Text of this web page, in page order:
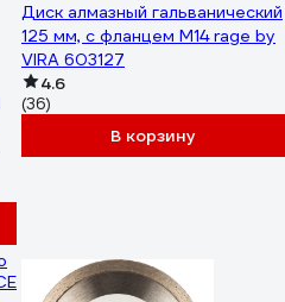
Диск алмазный гальванический
125 мм, с фланцем М14 rage by
VIRA 603127
4.6
(36)
В корзину